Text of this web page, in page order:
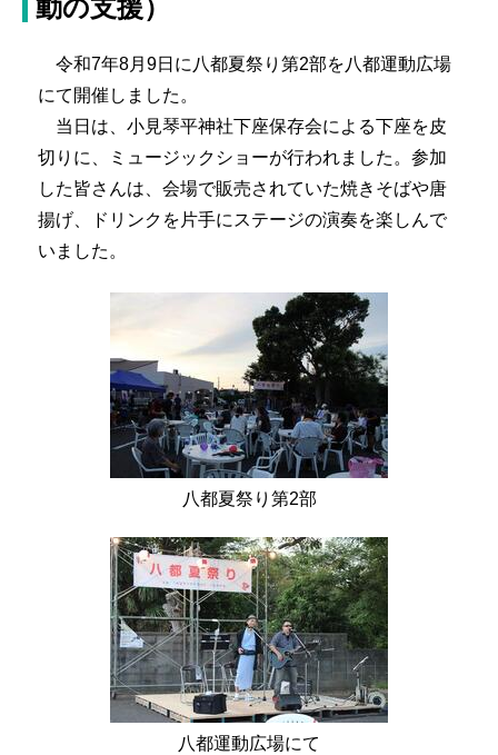
動の支援）
令和7年8月9日に八都夏祭り第2部を八都運動広場
にて開催しました。
当日は、小見琴平神社下座保存会による下座を皮
切りに、ミュージックショーが行われました。参加
した皆さんは、会場で販売されていた焼きそばや唐
揚げ、ドリンクを片手にステージの演奏を楽しんで
いました。
八都夏祭り第2部
八都運動広場にて